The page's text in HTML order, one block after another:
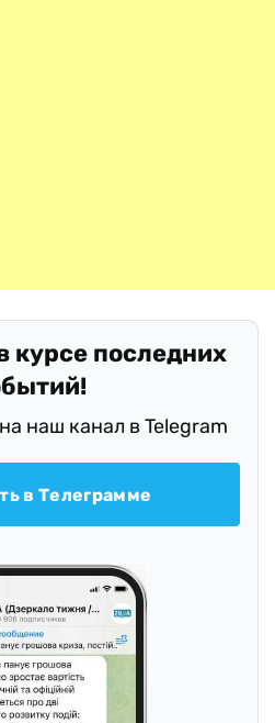
курсе последних
наш канал в Telegram
в Телеграмме